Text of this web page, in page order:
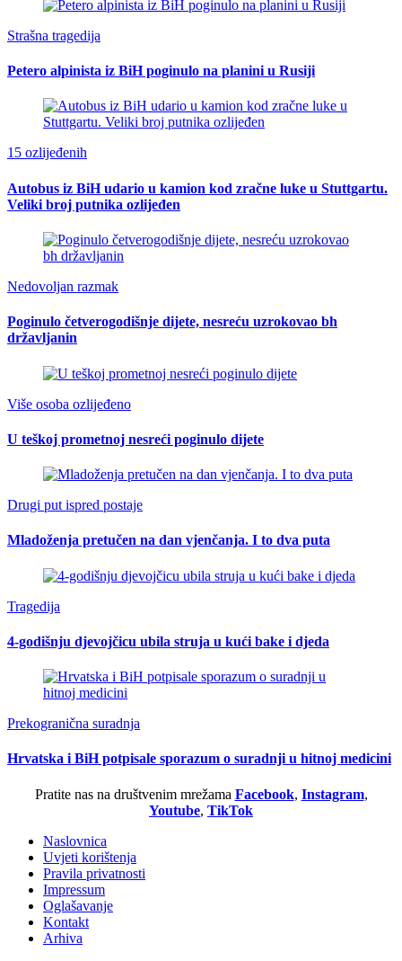
Strašna tragedija
Petero alpinista iz BiH poginulo na planini u Rusiji
15 ozlijeđenih
Autobus iz BiH udario u kamion kod zračne luke u Stuttgartu.
Veliki broj putnika ozlijeđen
Nedovoljan razmak
Poginulo četverogodišnje dijete, nesreću uzrokovao bh
državljanin
Više osoba ozlijeđeno
U teškoj prometnoj nesreći poginulo dijete
Drugi put ispred postaje
Mladoženja pretučen na dan vjenčanja. I to dva puta
Tragedija
4-godišnju djevojčicu ubila struja u kući bake i djeda
Prekogranična suradnja
Hrvatska i BiH potpisale sporazum o suradnji u hitnoj medicini
Pratite nas na društvenim mrežama Facebook, Instagram,
Youtube, TikTok
Naslovnica
Uvjeti korištenja
Pravila privatnosti
Impressum
Oglašavanje
Kontakt
Arhiva